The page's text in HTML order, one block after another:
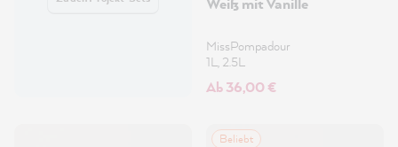
MissPompadour
1L, 2.5L
Ab 36,00 €
Beliebt